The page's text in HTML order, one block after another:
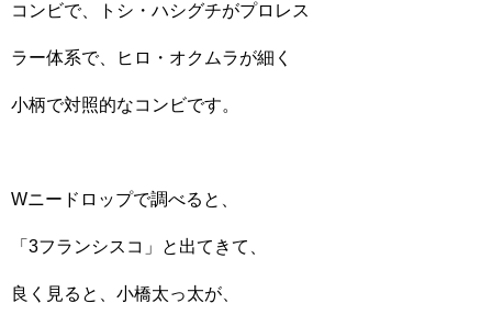
コンビで、トシ・ハシグチがプロレス
ラー体系で、ヒロ・オクムラが細く
小柄で対照的なコンビです。
Wニードロップで調べると、
「3フランシスコ」と出てきて、
良く見ると、小橋太っ太が、